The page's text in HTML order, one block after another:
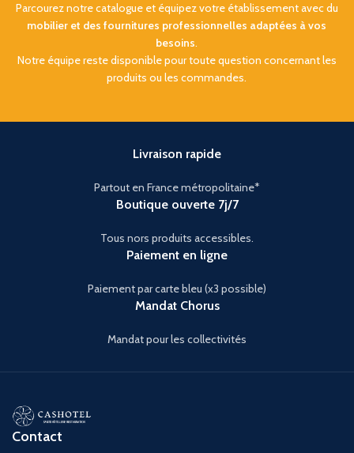
Parcourez notre catalogue et équipez votre établissement avec du
mobilier et des fournitures professionnelles adaptées à vos
besoins.
Notre équipe reste disponible pour toute question concernant les
produits ou les commandes.
Livraison rapide
Partout en France métropolitaine*
Boutique ouverte 7j/7
Tous nors produits accessibles.
Paiement en ligne
Paiement par carte bleu (x3 possible)
Mandat Chorus
Mandat pour les collectivités
Contact